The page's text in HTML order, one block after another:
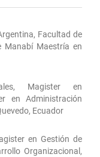
Facultad de
Manabí Maestría en
Magister en
en Administración
Ecuador
en Gestión de
Organizacional,